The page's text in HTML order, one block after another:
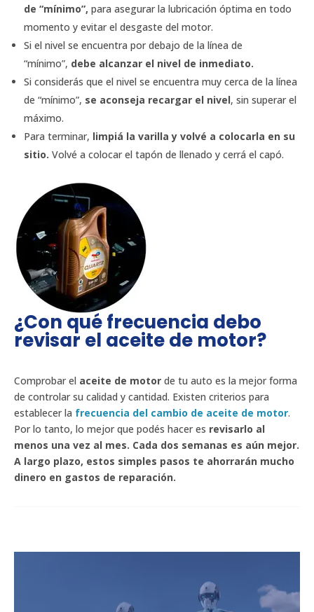
de “mínimo”, para asegurar la lubricación óptima en todo
momento y evitar el desgaste del motor.
Si el nivel se encuentra por debajo de la línea de
“mínimo”, debe alcanzar el nivel de inmediato.
Si considerás que el nivel se encuentra muy cerca de la línea
de “mínimo”, se aconseja recargar el nivel, sin superar el
máximo.
Para terminar, limpiá la varilla y volvé a colocarla en su
sitio. Volvé a colocar el tapón de llenado y cerrá el capó.
¿Con qué frecuencia debo
revisar el aceite de motor?
Comprobar el aceite de motor de tu auto es la mejor forma
de controlar su calidad y cantidad. Existen criterios para
establecer la frecuencia del cambio de aceite de motor.
Por lo tanto, lo mejor que podés hacer es revisarlo al
menos una vez al mes. Cada dos semanas es aún mejor.
A largo plazo, estos simples pasos te ahorrarán mucho
dinero en gastos de reparación.